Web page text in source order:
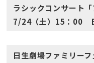
ラシックコンサート「
7/24（土）15：00
日生劇場ファミリー